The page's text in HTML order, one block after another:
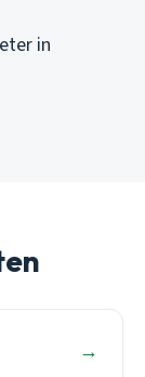
in
→